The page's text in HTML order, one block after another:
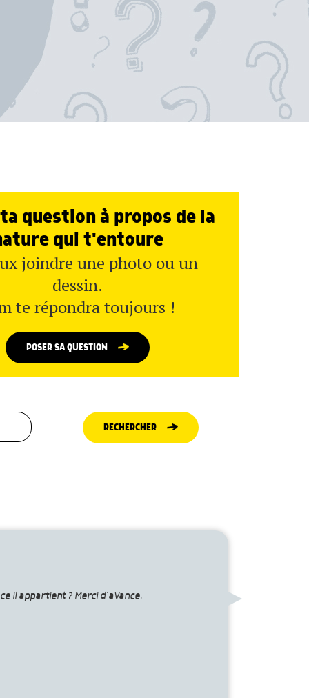
question à propos de la
qui t'entoure
joindre une photo ou un
dessin.
te répondra toujours !
POSER SA QUESTION
RECHERCHER
il appartient ? Merci d’avance.